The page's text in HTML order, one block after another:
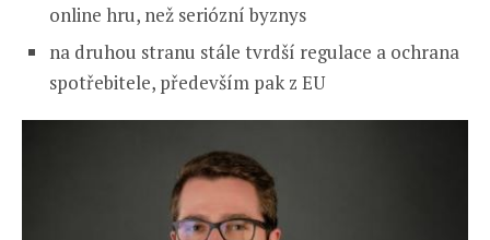
online hru, než seriózní byznys
na druhou stranu stále tvrdší regulace a ochrana
spotřebitele, především pak z EU